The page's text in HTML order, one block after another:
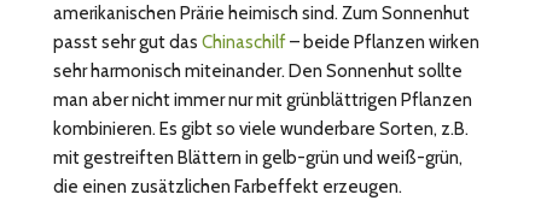
amerikanischen Prärie heimisch sind. Zum Sonnenhut
passt sehr gut das Chinaschilf– beide Pflanzen wirken
sehr harmonisch miteinander. Den Sonnenhut sollte
man aber nicht immer nur mit grünblättrigen Pflanzen
kombinieren. Es gibt so viele wunderbare Sorten, z.B.
mit gestreiften Blättern in gelb-grün und weiß-grün,
die einen zusätzlichen Farbeffekt erzeugen.